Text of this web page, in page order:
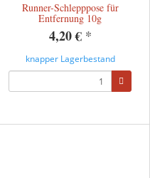
Runner-Schlepppose für
Entfernung 10g
4,20 € *
knapper Lagerbestand